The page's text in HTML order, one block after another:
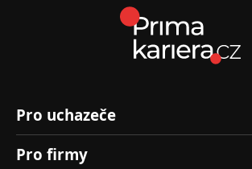
Pro uchazeče
Pro firmy